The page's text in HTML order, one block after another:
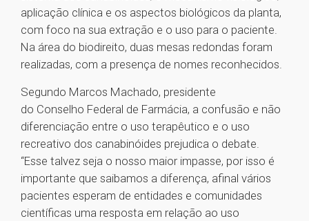
aplicação clínica e os aspectos biológicos da planta,
com foco na sua extração e o uso para o paciente.
Na área do biodireito, duas mesas redondas foram
realizadas, com a presença de nomes reconhecidos.
Segundo Marcos Machado, presidente
do Conselho Federal de Farmácia, a confusão e não
diferenciação entre o uso terapêutico e o uso
recreativo dos canabinóides prejudica o debate.
“Esse talvez seja o nosso maior impasse, por isso é
importante que saibamos a diferença, afinal vários
pacientes esperam de entidades e comunidades
científicas uma resposta em relação ao uso